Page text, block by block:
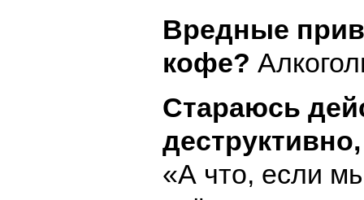
Вредные
кофе?
Стараюсь
«А что, если